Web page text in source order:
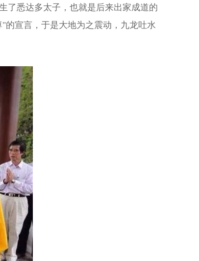
悉达多太子，也就是后来出家成道的
的宣言，于是大地为之震动，九龙吐水